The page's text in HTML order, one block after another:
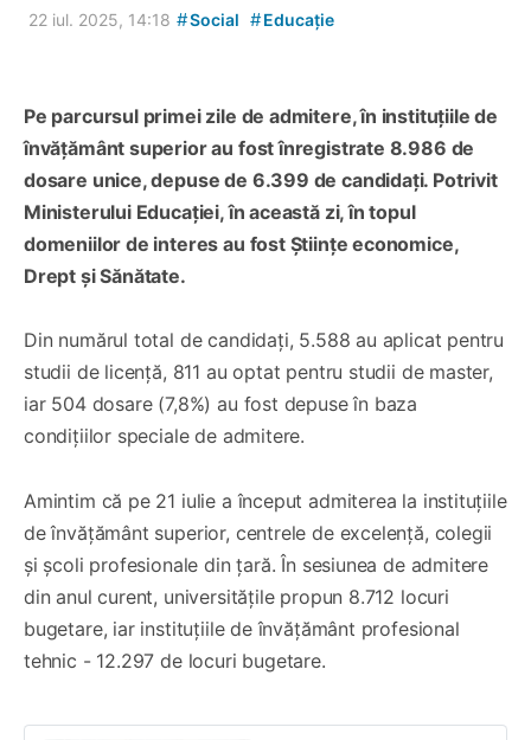
22 iul. 2025, 14:18 #Social #Educație
Pe parcursul primei zile de admitere, în instituțiile de
învățământ superior au fost înregistrate 8.986 de
dosare unice, depuse de 6.399 de candidați. Potrivit
Ministerului Educației, în această zi, în topul
domeniilor de interes au fost Științe economice,
Drept și Sănătate.
Din numărul total de candidați, 5.588 au aplicat pentru
studii de licență, 811 au optat pentru studii de master,
iar 504 dosare (7,8%) au fost depuse în baza
condițiilor speciale de admitere.
Amintim că pe 21 iulie a început admiterea la instituțiile
de învățământ superior, centrele de excelență, colegii
și școli profesionale din țară. În sesiunea de admitere
din anul curent, universitățile propun 8.712 locuri
bugetare, iar instituțiile de învățământ profesional
tehnic - 12.297 de locuri bugetare.